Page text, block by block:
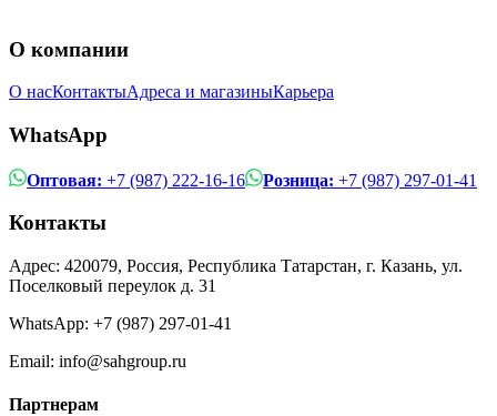
О компании
О насКонтактыАдреса и магазиныКарьера
WhatsApp
Оптовая: +7 (987) 222-16-16 Розница: +7 (987) 297-01-41
Контакты
Адрес: 420079, Россия, Республика Татарстан, г. Казань, ул.
Поселковый переулок д. 31
WhatsApp: +7 (987) 297-01-41
Email: info@sahgroup.ru
Партнерам